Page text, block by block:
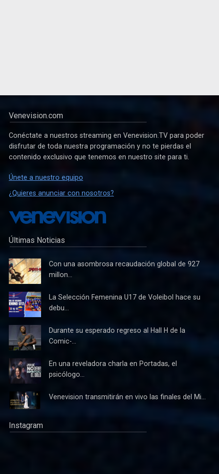
Venevision.com
Conéctate a nuestros streaming en Venevision.TV para poder
disfrutar de toda nuestra programación y no te pierdas el
contenido exclusivo que tenemos en nuestro site para ti.
Únete a nuestro equipo
¿Quieres anunciar con nosotros?
Últimas Noticias
Con una asombrosa recaudación global de 927
millon...
La Selección Femenina U17 de Voleibol hace su
debu...
Durante su esperado regreso al Hall H de la
Comic-...
En una reveladora charla en Portadas, el
psicólogo...
Venevision transmitirán en vivo las finales del Mi...
Instagram